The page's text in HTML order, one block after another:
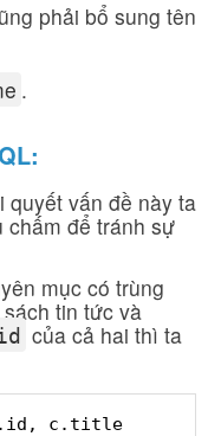
phải bổ sung tên
.
quyết vấn đề này ta
chấm để tránh sự
mục có trùng
tin tức và
của cả hai thì ta
c.title